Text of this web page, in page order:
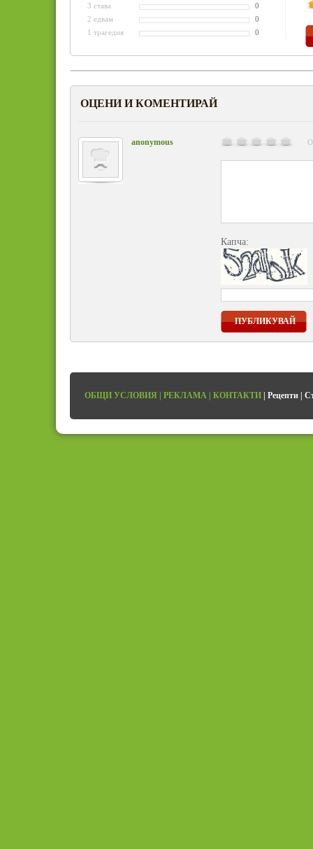
3 става
0
2 едвам
0
1 трагедия
0
ОЦЕНИ И КОМЕНТИРАЙ
anonymous
Капча:
ПУБЛИКУВАЙ
ОБЩИ УСЛОВИЯ | РЕКЛАМА | КОНТАКТИ | Рецепти |